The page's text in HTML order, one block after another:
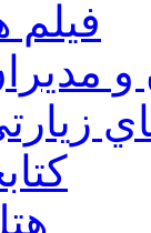
فیلم
و